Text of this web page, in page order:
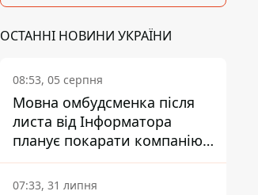
ОСТАННІ НОВИНИ УКРАЇНИ
08:53, 05 серпня
Мовна омбудсменка після
листа від Інформатора
планує покарати компанію-
підрядника ПриватБанку
07:33, 31 липня